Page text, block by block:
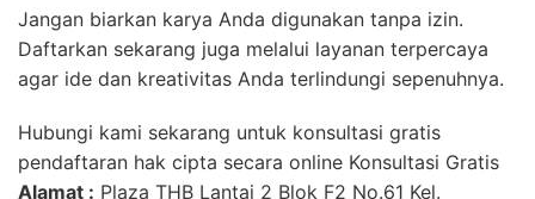
Jangan biarkan karya Anda digunakan tanpa izin.
Daftarkan sekarang juga melalui layanan terpercaya
agar ide dan kreativitas Anda terlindungi sepenuhnya.
Hubungi kami sekarang untuk konsultasi gratis
pendaftaran hak cipta secara online Konsultasi Gratis
Alamat : Plaza THB Lantai 2 Blok F2 No.61 Kel.